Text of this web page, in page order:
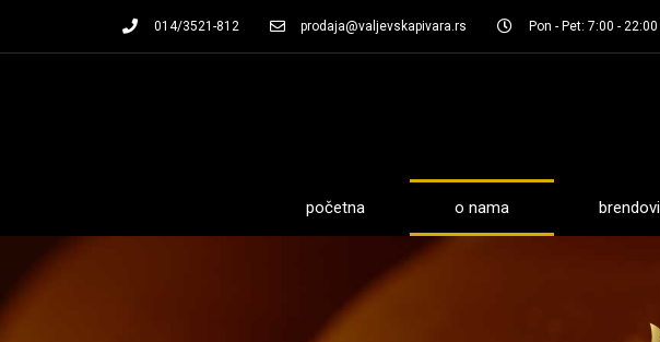
014/3521-812 prodaja@valjevskapivara.rs Pon - Pet: 7:00 - 22:00
početna o nama brendovi